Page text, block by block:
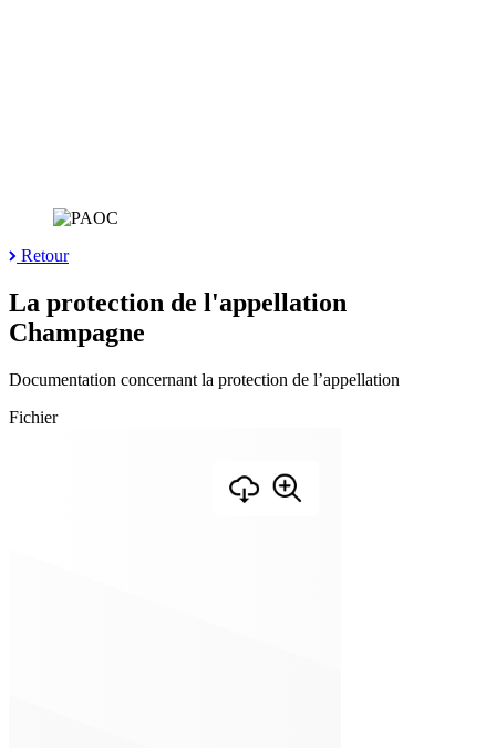
Retour
La protection de l'appellation
Champagne
Documentation concernant la protection de l’appellation
Fichier